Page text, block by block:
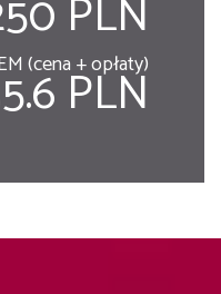
PLN
(cena + opłaty)
PLN